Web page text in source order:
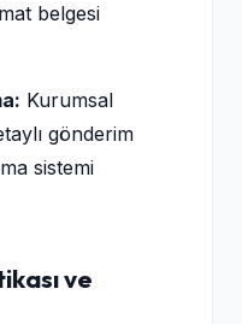
belgesi
Kurumsal
gönderim
sistemi
ve